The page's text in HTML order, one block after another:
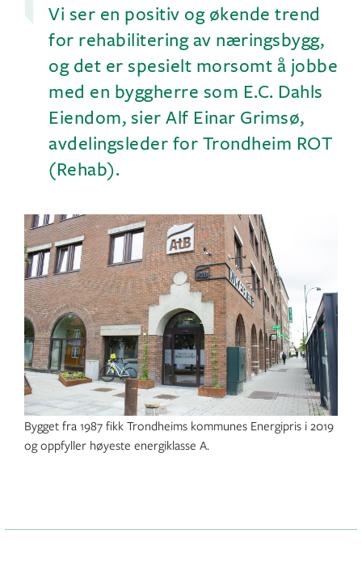
Vi ser en positiv og økende trend
for rehabilitering av næringsbygg,
og det er spesielt morsomt å jobbe
med en byggherre som E.C. Dahls
Eiendom, sier Alf Einar Grimsø,
avdelingsleder for Trondheim ROT
(Rehab).
Bygget fra 1987 fikk Trondheims kommunes Energipris i 2019
og oppfyller høyeste energiklasse A.